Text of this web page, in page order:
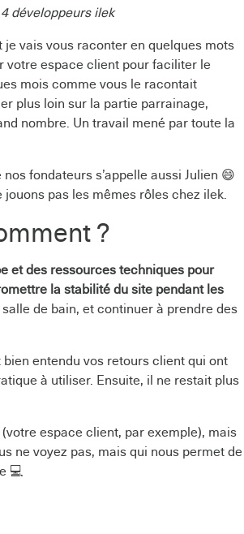
développeurs ilek
je vais vous raconter en quelques mots
votre espace client pour faciliter le
mois comme vous le racontait
plus loin sur la partie parrainage,
nombre. Un travail mené par toute la
fondateurs s’appelle aussi Julien 😄
pas les mêmes rôles chez ilek.
?
et des ressources techniques pour
la stabilité du site pendant les
de bain, et continuer à prendre des
entendu vos retours client qui ont
à utiliser. Ensuite, il ne restait plus
espace client, par exemple), mais
ne voyez pas, mais qui nous permet de
💻